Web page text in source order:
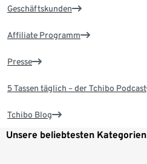
Geschäftskunden
Affiliate Programm
Presse
5 Tassen täglich – der Tchibo Podcast
Tchibo Blog
Unsere beliebtesten Kategorien